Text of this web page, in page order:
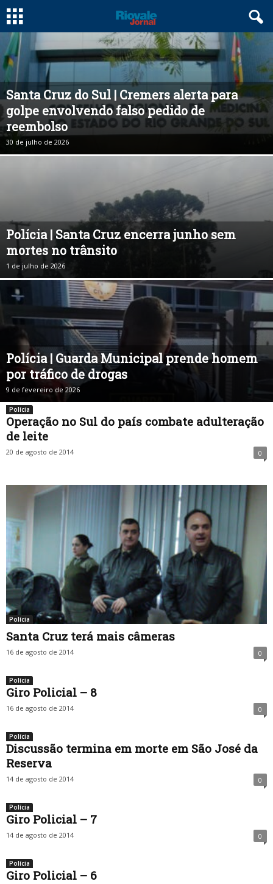
Santa Cruz do Sul | Cremers alerta para
golpe envolvendo falso pedido de
reembolso
30 de julho de 2026
Polícia | Santa Cruz encerra junho sem
mortes no trânsito
1 de julho de 2026
Polícia | Guarda Municipal prende homem
por tráfico de drogas
9 de fevereiro de 2026
Polícia
Operação no Sul do país combate adulteração
de leite
20 de agosto de 2014 0
Polícia
Santa Cruz terá mais câmeras
16 de agosto de 2014 0
Polícia
Giro Policial – 8
16 de agosto de 2014 0
Polícia
Discussão termina em morte em São José da
Reserva
14 de agosto de 2014 0
Polícia
Giro Policial – 7
14 de agosto de 2014 0
Polícia
Giro Policial – 6